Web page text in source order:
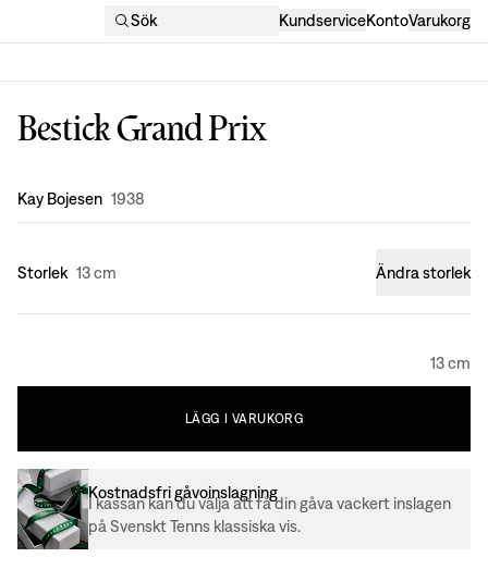
Sök KundserviceKontoVarukorg
Bestick Grand Prix
Formgivning
Kay Bojesen 1938
Storlek 13 cm Ändra storlek
13 cm
LÄGG VARUKORG
Kostnadsfri gåvoinslagning
I kassan kan du välja att få din gåva vackert inslagen
på Svenskt Tenns klassiska vis.